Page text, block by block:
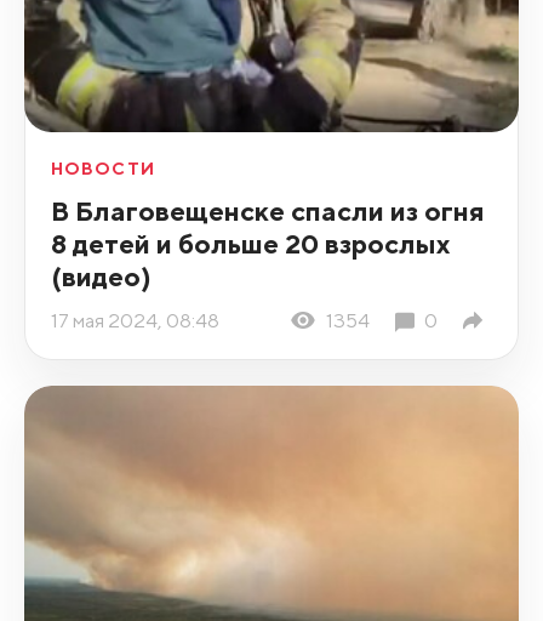
НОВОСТИ
В Благовещенске спасли из огня
8 детей и больше 20 взрослых
(видео)
17 мая 2024, 08:48 1354 0